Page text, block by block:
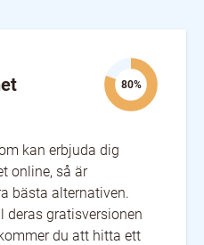
New Zealand
Russia
Slovakia
South Korea
Taiwan
United Arab Emirates
80%
kan erbjuda dig
online, så är
bästa alternativen.
deras gratisversionen
du att hitta ett